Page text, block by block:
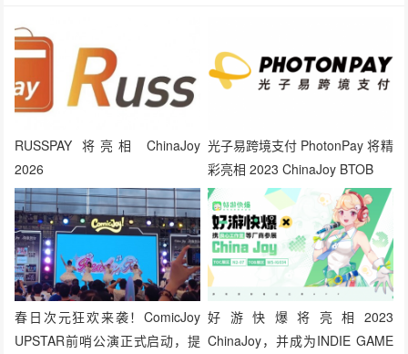
RUSSPAY 将亮相 ChinaJoy
2026
光子易跨境支付 PhotonPay 将精
彩亮相 2023 ChinaJoy BTOB
春日次元狂欢来袭！ComicJoy
UPSTAR前哨公演正式启动，提
好游快爆将亮相2023
ChinaJoy，并成为INDIE GAME